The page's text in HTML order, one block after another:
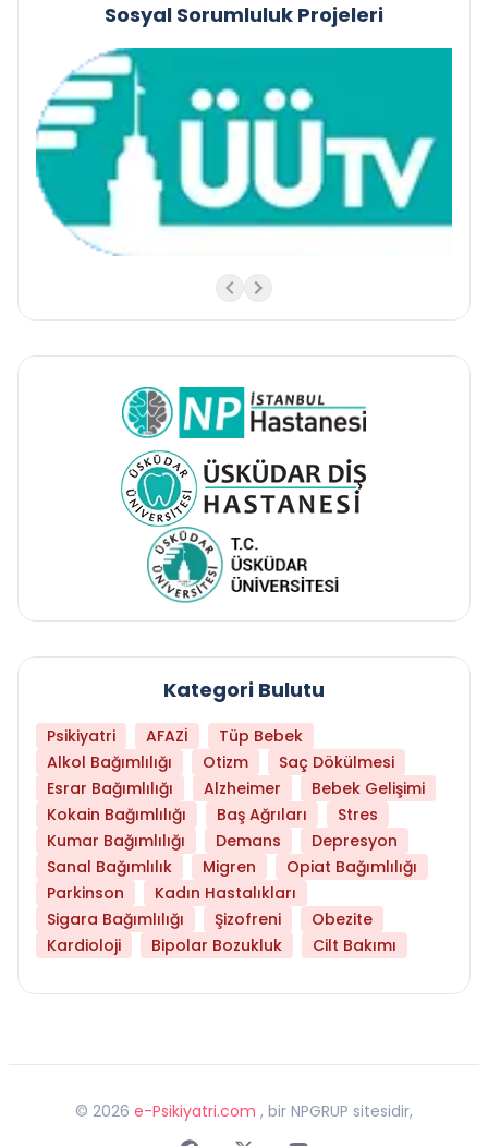
Sosyal Sorumluluk Projeleri
Kategori Bulutu
Psikiyatri AFAZİ
Tüp Bebek
Alkol Bağımlılığı
Otizm
Saç Dökülmesi
Esrar Bağımlılığı
Alzheimer
Bebek Gelişimi
Kokain Bağımlılığı
Baş Ağrıları
Stres
Kumar Bağımlılığı
Demans
Depresyon
Sanal Bağımlılık
Migren
Opiat Bağımlılığı
Parkinson
Kadın Hastalıkları
Sigara Bağımlılığı
Şizofreni
Obezite
Kardioloji
Bipolar Bozukluk Cilt Bakımı
© 2026 e-Psikiyatri.com , bir NPGRUP sitesidir,